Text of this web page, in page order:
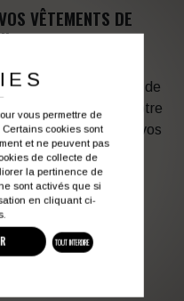
VÊTEMENTS DE
et les techniques de
afin d’optimiser votre
techniques et de vos
son expérience !
d’informations ?
vous permettre de
cookies sont
et ne peuvent pas
de collecte de
la pertinence de
sont activés que si
en cliquant ci-
TOUT INTERDIRE